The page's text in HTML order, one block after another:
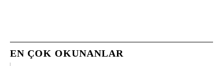
EN ÇOK OKUNANLAR